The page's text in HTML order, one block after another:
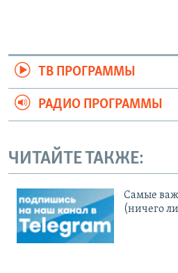
ТВ ПРОГРАММЫ
РАДИО ПРОГРАММЫ
ЧИТАЙТЕ ТАКЖЕ:
Cамые
(ничего